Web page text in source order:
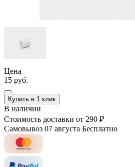
Цена
15 руб.
Купить в 1 клик
В наличии
Стоимость доставки от 290 ₽
Самовывоз 07 августа Бесплатно